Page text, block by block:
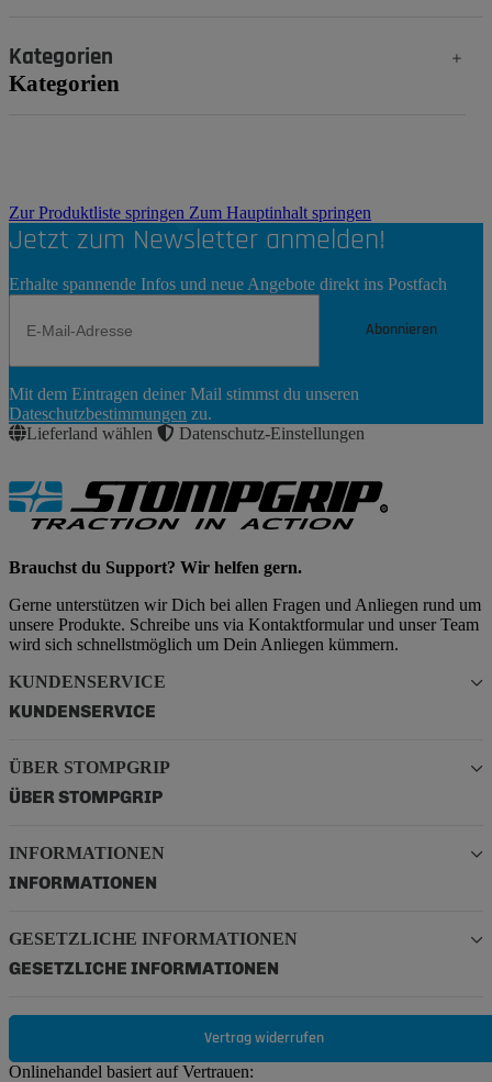
Kategorien
Kategorien
Zur Produktliste springen Zum Hauptinhalt springen
Jetzt zum Newsletter anmelden!
Erhalte spannende Infos und neue Angebote direkt ins Postfach
Abonnieren
Abonnieren
Mit dem Eintragen deiner Mail stimmst du unseren
Dateschutzbestimmungen zu.
Lieferland wählen
Datenschutz-Einstellungen
Brauchst du Support? Wir helfen gern.
Gerne unterstützen wir Dich bei allen Fragen und Anliegen rund um
unsere Produkte. Schreibe uns via Kontaktformular und unser Team
wird sich schnellstmöglich um Dein Anliegen kümmern.
KUNDENSERVICE
KUNDENSERVICE
ÜBER STOMPGRIP
ÜBER STOMPGRIP
INFORMATIONEN
INFORMATIONEN
GESETZLICHE INFORMATIONEN
GESETZLICHE INFORMATIONEN
Vertrag widerrufen
Onlinehandel basiert auf Vertrauen: